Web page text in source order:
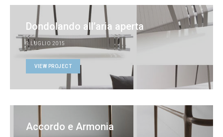
Dondolando all’aria aperta
9 LUGLIO 2015
VIEW PROJECT
Accordo e Armonia